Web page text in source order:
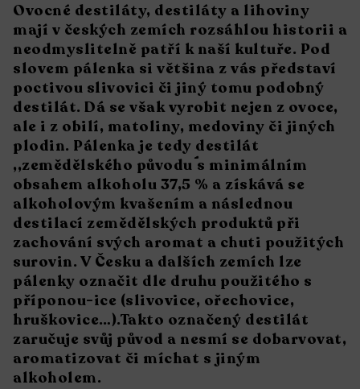
Ovocné destiláty, destiláty a lihoviny
mají v českých zemích rozsáhlou historii a
neodmyslitelně patří k naší kultuře. Pod
slovem pálenka si většina z vás představí
poctivou slivovici či jiný tomu podobný
destilát. Dá se však vyrobit nejen z ovoce,
ale i z obilí, matoliny, medoviny či jiných
plodin. Pálenka je tedy destilát
,,zemědělského původu´´ s minimálním
obsahem alkoholu 37,5 % a získává se
alkoholovým kvašením a následnou
destilací zemědělských produktů při
zachování svých aromat a chuti použitých
surovin. V Česku a dalších zemích lze
pálenky označit dle druhu použitého s
příponou-ice (slivovice, ořechovice,
hruškovice…).Takto označený destilát
zaručuje svůj původ a nesmí se dobarvovat,
aromatizovat či míchat s jiným
alkoholem.